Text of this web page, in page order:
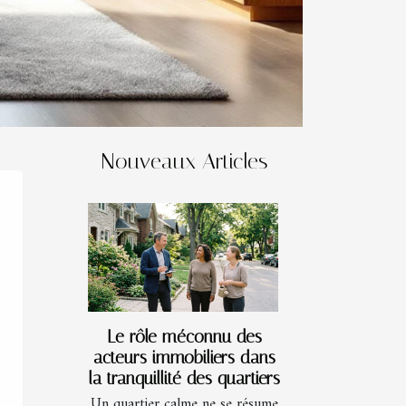
Nouveaux Articles
Le rôle méconnu des
acteurs immobiliers dans
la tranquillité des quartiers